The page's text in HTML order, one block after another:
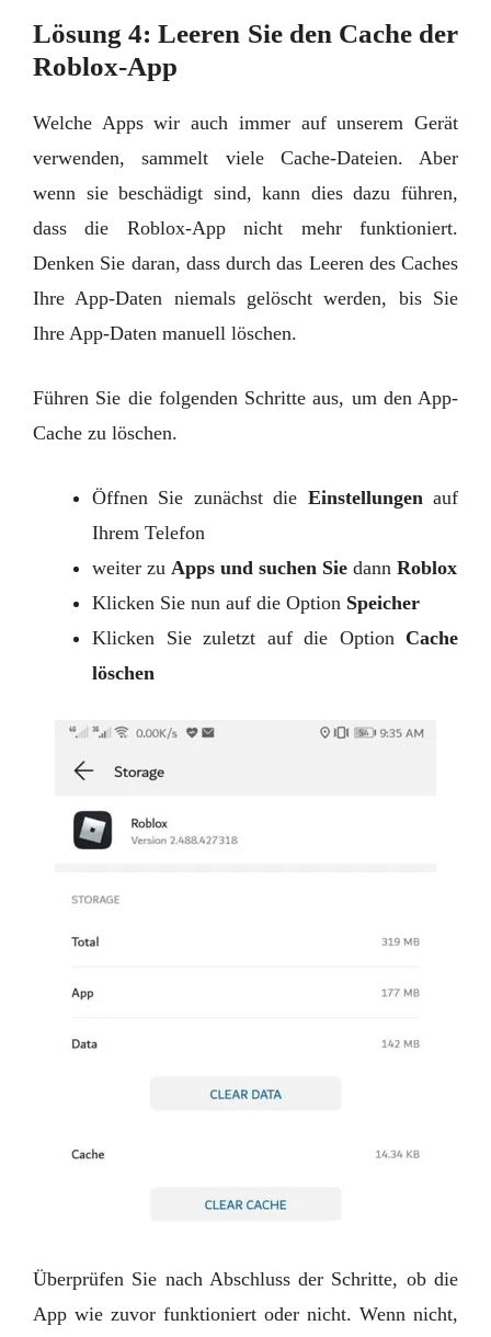
Lösung 4: Leeren Sie den Cache der
Roblox-App
Welche Apps wir auch immer auf unserem Gerät
verwenden, sammelt viele Cache-Dateien. Aber
wenn sie beschädigt sind, kann dies dazu führen,
dass die Roblox-App nicht mehr funktioniert.
Denken Sie daran, dass durch das Leeren des Caches
Ihre App-Daten niemals gelöscht werden, bis Sie
Ihre App-Daten manuell löschen.
Führen Sie die folgenden Schritte aus, um den App-
Cache zu löschen.
Öffnen Sie zunächst die Einstellungenauf
Ihrem Telefon
weiter zu Apps und suchen Sie dann Roblox
Klicken Sie nun auf die Option Speicher
Klicken Sie zuletzt auf die Option Cache
löschen
Überprüfen Sie nach Abschluss der Schritte, ob die
App wie zuvor funktioniert oder nicht. Wenn nicht,